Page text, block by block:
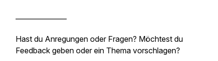
Hast du Anregungen oder Fragen? Möchtest du
Feedback geben oder ein Thema vorschlagen?